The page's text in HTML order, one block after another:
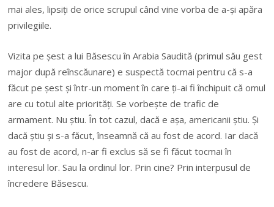
mai ales, lipsiți de orice scrupul când vine vorba de a-și apăra
privilegiile.
Vizita pe șest a lui Băsescu în Arabia Saudită (primul său gest
major după reînscăunare) e suspectă tocmai pentru că s-a
făcut pe șest și într-un moment în care ți-ai fi închipuit că omul
are cu totul alte priorități. Se vorbește de trafic de
armament. Nu știu. În tot cazul, dacă e așa, americanii știu. Și
dacă știu și s-a făcut, înseamnă că au fost de acord. Iar dacă
au fost de acord, n-ar fi exclus să se fi făcut tocmai în
interesul lor. Sau la ordinul lor. Prin cine? Prin interpusul de
încredere Băsescu.